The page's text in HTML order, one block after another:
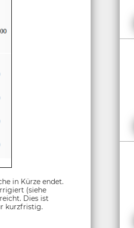
in Kürze endet.
(siehe
Dies ist
kurzfristig.